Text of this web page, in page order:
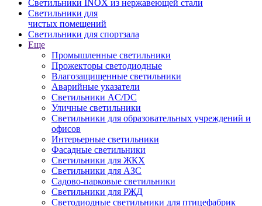
Светильники INOX из нержавеющей стали
Светильники для
чистых помещений
Светильники для спортзала
Еще
Промышленные светильники
Прожекторы светодиодные
Влагозащищенные светильники
Аварийные указатели
Светильники AC/DC
Уличные светильники
Светильники для образовательных учреждений и
офисов
Интерьерные светильники
Фасадные светильники
Светильники для ЖКХ
Светильники для АЗС
Садово-парковые светильники
Светильники для РЖД
Светодиодные светильники для птицефабрик